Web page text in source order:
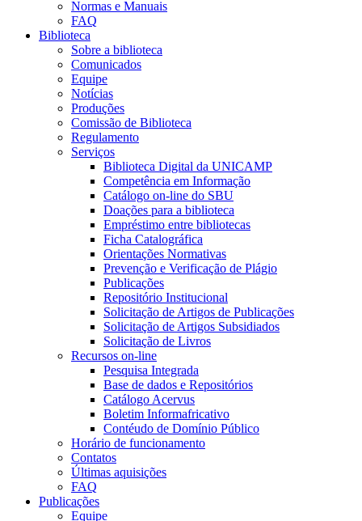
Normas e Manuais
FAQ
Biblioteca
Sobre a biblioteca
Comunicados
Equipe
Notícias
Produções
Comissão de Biblioteca
Regulamento
Serviços
Biblioteca Digital da UNICAMP
Competência em Informação
Catálogo on-line do SBU
Doações para a biblioteca
Empréstimo entre bibliotecas
Ficha Catalográfica
Orientações Normativas
Prevenção e Verificação de Plágio
Publicações
Repositório Institucional
Solicitação de Artigos de Publicações
Solicitação de Artigos Subsidiados
Solicitação de Livros
Recursos on-line
Pesquisa Integrada
Base de dados e Repositórios
Catálogo Acervus
Boletim Informafricativo
Contéudo de Domínio Público
Horário de funcionamento
Contatos
Últimas aquisições
FAQ
Publicações
Equipe